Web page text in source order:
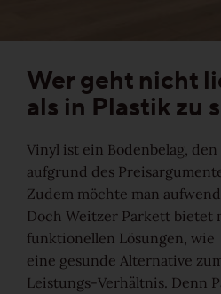
Schnell-Parkett
Mehr über Funktionen
Holzfarben
Mehr über Farben
Holzmaserungen
Wer geht nicht
als in Plastik zu
Vinyl ist ein Bodenbelag,
aufgrund des
Zudem möchte man
Doch Weitzer Parkett bietet
funktionellen Lösungen, wie
eine gesunde Alternative
Leistungs-Verhältnis. Denn